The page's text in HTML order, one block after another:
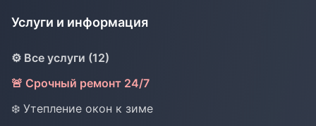
Услуги и информация
⚙️ Все услуги (12)
🚨 Срочный ремонт 24/7
❄️ Утепление окон к зиме